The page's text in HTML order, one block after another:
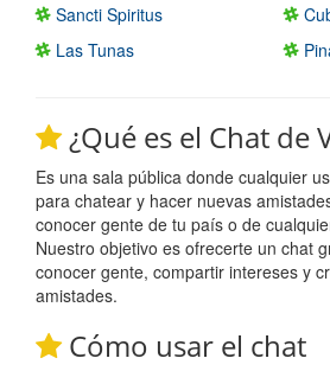
Sancti Spiritus
Las Tunas
¿Qué es el Chat de
Es una sala pública donde cualquier
para chatear y hacer nuevas
conocer gente de tu país o de
Nuestro objetivo es ofrecerte un chat
conocer gente, compartir intereses y
amistades.
Cómo usar el chat